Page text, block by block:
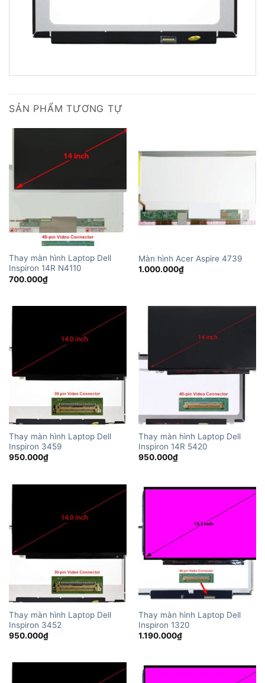
SẢN PHẨM TƯƠNG TỰ
Thay màn hình Laptop Dell
Inspiron 14R N4110
700.000₫
Màn hình Acer Aspire 4739
1.000.000₫
Thay màn hình Laptop Dell
Inspiron 3459
950.000₫
Thay màn hình Laptop Dell
Inspiron 14R 5420
950.000₫
Thay màn hình Laptop Dell
Inspiron 3452
950.000₫
Thay màn hình Laptop Dell
Inspiron 1320
1.190.000₫